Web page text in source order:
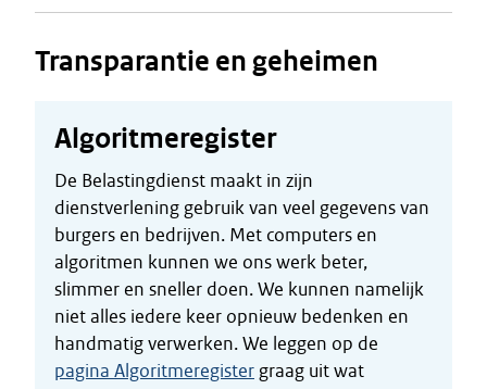
Transparantie en geheimen
Algoritmeregister
De Belastingdienst maakt in zijn
dienstverlening gebruik van veel gegevens van
burgers en bedrijven. Met computers en
algoritmen kunnen we ons werk beter,
slimmer en sneller doen. We kunnen namelijk
niet alles iedere keer opnieuw bedenken en
handmatig verwerken. We leggen op de
pagina Algoritmeregister graag uit wat